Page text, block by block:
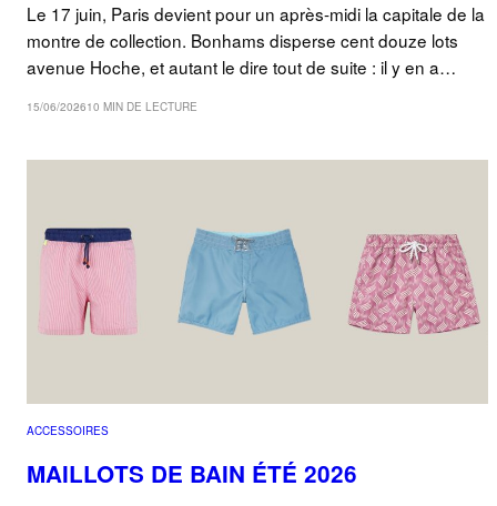
Le 17 juin, Paris devient pour un après-midi la capitale de la
montre de collection. Bonhams disperse cent douze lots
avenue Hoche, et autant le dire tout de suite : il y en a…
15/06/202610 MIN DE LECTURE
ACCESSOIRES
MAILLOTS DE BAIN ÉTÉ 2026